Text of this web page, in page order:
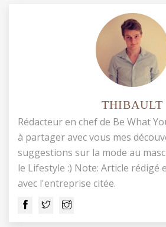
THIBAULT
Rédacteur en chef de Be What
à partager avec vous mes
suggestions sur la mode au
le Lifestyle :) Note: Article rédigé
avec l'entreprise citée.